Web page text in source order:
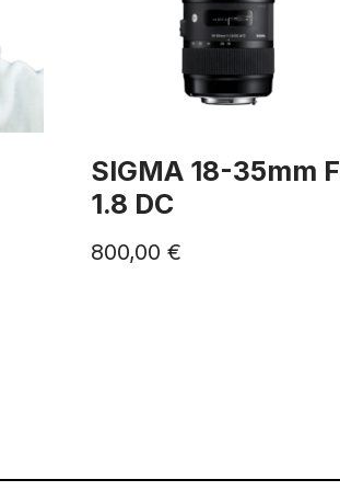
SIGMA 18-35mm F
1.8 DC
800,00€